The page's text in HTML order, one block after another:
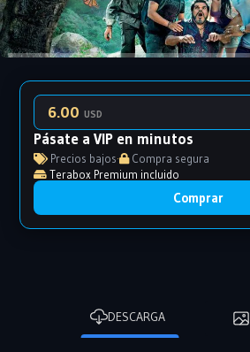
6.00USD
Pásate a VIP en minutos
Precios bajos·
Compra segura
Terabox Premium incluido
Comprar
DESCARGA